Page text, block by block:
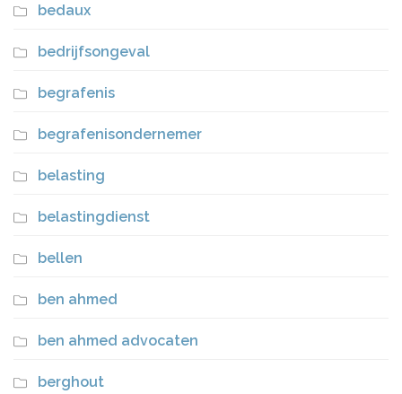
bedaux
bedrijfsongeval
begrafenis
begrafenisondernemer
belasting
belastingdienst
bellen
ben ahmed
ben ahmed advocaten
berghout